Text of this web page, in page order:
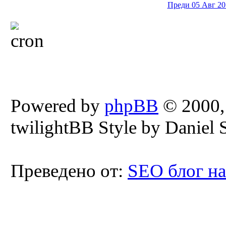
Преди 05 Авг
Powered by phpBB ©
twilightBB Style by Daniel
Преведено от: SEO блог